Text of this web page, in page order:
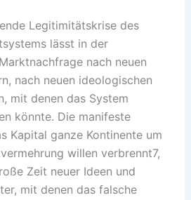
Legitimitätskrise des
lässt in der
nach neuen
nach neuen ideologischen
mit denen das System
könnte. Die manifeste
Kapital ganze Kontinente um
willen verbrennt7,
Zeit neuer Ideen und
mit denen das falsche